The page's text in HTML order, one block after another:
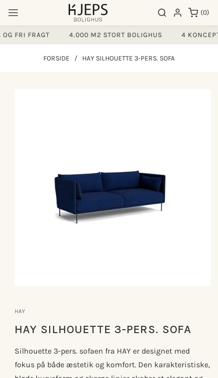
indhold
Søgeresultater
Log ind (0)
0
varer
FRI FRAGT 4.000 M2 STORT BOLIGHUS 4
FORSIDE / HAY SILHOUETTE 3-PERS. SOFA
iHAY
HAY SILHOUETTE 3-PERS. SOFA
Silhouette 3-pers. sofaen fra HAY er designet med
fokus på både æstetik og komfort. Den karakteristiske,